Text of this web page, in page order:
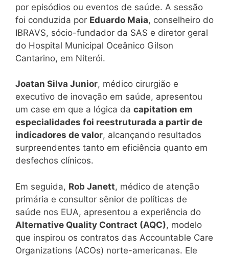
por episódios ou eventos de saúde. A sessão
foi conduzida por Eduardo Maia, conselheiro do
IBRAVS, sócio-fundador da SAS e diretor geral
do Hospital Municipal Oceânico Gilson
Cantarino, em Niterói.
Joatan Silva Junior, médico cirurgião e
executivo de inovação em saúde, apresentou
um case em que a lógica da capitation em
especialidades foi reestruturada a partir de
indicadores de valor, alcançando resultados
surpreendentes tanto em eficiência quanto em
desfechos clínicos.
Em seguida, Rob Janett, médico de atenção
primária e consultor sênior de políticas de
saúde nos EUA, apresentou a experiência do
Alternative Quality Contract (AQC), modelo
que inspirou os contratos das Accountable Care
Organizations (ACOs) norte-americanas. Ele